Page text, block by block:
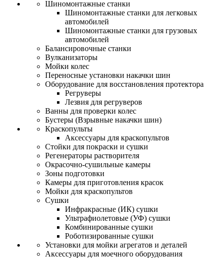
Шиномонтажные станки
Шиномонтажные станки для легковых
автомобилей
Шиномонтажные станки для грузовых
автомобилей
Балансировочные станки
Вулканизаторы
Мойки колес
Переносные установки накачки шин
Оборудование для восстановления протектора
Регруверы
Лезвия для регруверов
Ванны для проверки колес
Бустеры (Взрывные накачки шин)
Краскопульты
Аксессуары для краскопультов
Стойки для покраски и сушки
Регенераторы растворителя
Окрасочно-сушильные камеры
Зоны подготовки
Камеры для приготовления красок
Мойки для краскопультов
Сушки
Инфракрасные (ИК) сушки
Ультрафиолетовые (УФ) сушки
Комбинированные сушки
Роботизированные сушки
Установки для мойки агрегатов и деталей
Аксессуары для моечного оборудования